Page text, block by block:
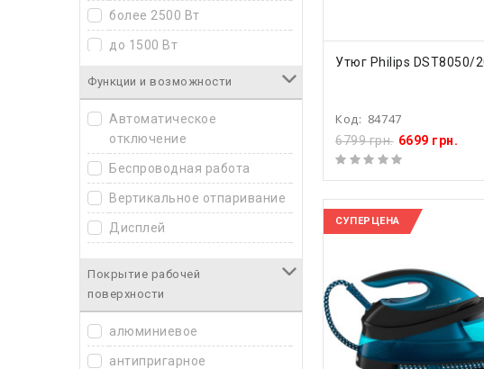
Reca
Rotex
Russell Hobbs
Sencor
Smart
SteamOne
Tefal
VIMAR
Vitek
Zelmer
более 2500 Вт
до 1500 Вт
Функции и возможности
Автоматическое
отключение
Беспроводная работа
Вертикальное отпаривание
Дисплей
Подача пара
Противокапельная система
Покрытие рабочей
поверхности
алюминиевое
антипригарное
КУПИТЬ
Утюг Philips DST8050/
Код: 84747
6799 грн. 6699 грн.
СУПЕРЦЕНА